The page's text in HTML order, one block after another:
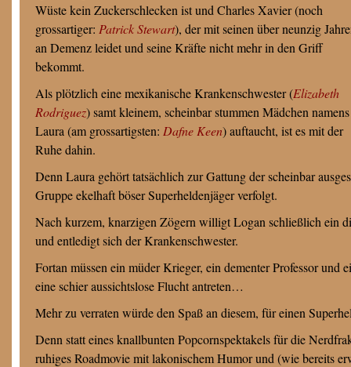
Wüste kein Zuckerschlecken ist und Charles Xavier (noch
grossartiger: Patrick Stewart), der mit seinen über neunzig
an Demenz leidet und seine Kräfte nicht mehr in den Griff
bekommt.
Als plötzlich eine mexikanische Krankenschwester (Elizabeth
Rodriguez) samt kleinem, scheinbar stummen Mädchen namens
Laura (am grossartigsten: Dafne Keen) auftaucht, ist es mit der
Ruhe dahin.
Denn Laura gehört tatsächlich zur Gattung der scheinbar
Gruppe ekelhaft böser Superheldenjäger verfolgt.
Nach kurzem, knarzigen Zögern willigt Logan schließlich ein
und entledigt sich der Krankenschwester.
Fortan müssen ein müder Krieger, ein dementer Professor
eine schier aussichtslose Flucht antreten…
Mehr zu verraten würde den Spaß an diesem, für einen
Denn statt eines knallbunten Popcornspektakels für die
ruhiges Roadmovie mit lakonischem Humor und (wie bereits